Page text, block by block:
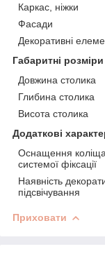
Каркас, ніжки
Фасади
Декоративні
Габаритні
Довжина столика
Глибина столика
Висота столика
Додаткові
Оснащення
системої фіксації
Наявність
підсвічування
Приховати